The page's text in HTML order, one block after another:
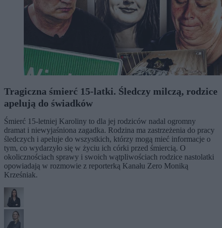
Tragiczna śmierć 15-latki. Śledczy milczą, rodzice
apelują do świadków
Śmierć 15-letniej Karoliny to dla jej rodziców nadal ogromny
dramat i niewyjaśniona zagadka. Rodzina ma zastrzeżenia do pracy
śledczych i apeluje do wszystkich, którzy mogą mieć informacje o
tym, co wydarzyło się w życiu ich córki przed śmiercią. O
okolicznościach sprawy i swoich wątpliwościach rodzice nastolatki
opowiadają w rozmowie z reporterką Kanału Zero Moniką
Krześniak.